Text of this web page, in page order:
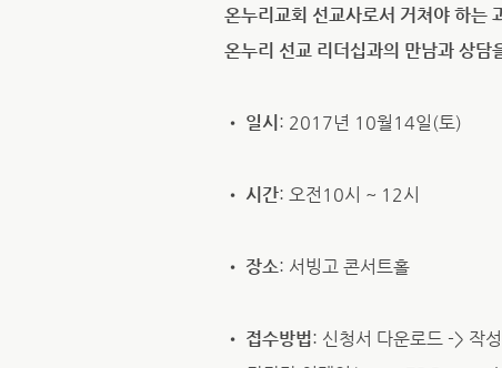
온누리교회 선교사로서 거쳐야 하는
온누리 선교 리더십과의 만남과 상담
• 일시 : 2017년 10월14일(토)
• 시간: 오전10시 ~ 12시
• 장소: 서빙고 콘서트홀
• 접수방법: 신청서 다운로드 -> 작